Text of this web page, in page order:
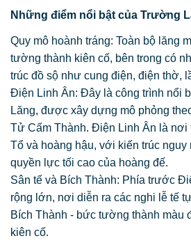
Những điểm nổi bật của Trường
Quy mô hoành tráng: Toàn bộ lăng
tường thành kiên cố, bên trong có
trúc đồ sộ như cung điện, điện thờ,
Điện Linh Ân: Đây là công trình nổi
Lăng, được xây dựng mô phỏng
Tử Cấm Thành. Điện Linh Ân là nơi
Tổ và hoàng hậu, với kiến trúc nguy
quyền lực tối cao của hoàng đế.
Sân tế và Bích Thành: Phía trước
rộng lớn, nơi diễn ra các nghi lễ tế
Bích Thành - bức tường thành màu
kiên cố.